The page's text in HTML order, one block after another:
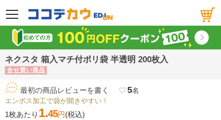
メニュー
ネクスタ 箱入マチ付ポリ袋 半透明 200枚入
合せ買い商品
最初の商品レビューを書く favorite_border5名
エンボス加工で袋が開きやすい！
1枚あたり 1.45円(税込)